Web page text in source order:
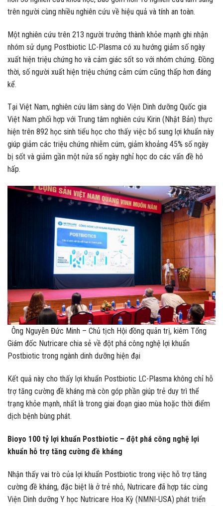
trên người cùng nhiều nghiên cứu về hiệu quả và tính an toàn.
Một nghiên cứu trên 213 người trưởng thành khỏe mạnh ghi nhận
nhóm sử dụng Postbiotic LC-Plasma có xu hướng giảm số ngày
xuất hiện triệu chứng ho và cảm giác sốt so với nhóm chứng. Đồng
thời, số người xuất hiện triệu chứng cảm cúm cũng thấp hơn đáng
kể.
Tại Việt Nam, nghiên cứu lâm sàng do Viện Dinh dưỡng Quốc gia
Việt Nam phối hợp với Trung tâm nghiên cứu Kirin (Nhật Bản) thực
hiện trên 892 học sinh tiểu học cho thấy việc bổ sung lợi khuẩn này
giúp giảm các triệu chứng nhiễm cúm, giảm khoảng 45% số ngày
bị sốt và giảm gần một nửa số ngày nghỉ học do các vấn đề hô
hấp.
Ông Nguyễn Đức Minh – Chủ tịch Hội đồng quản trị, kiêm Tổng
Giám đốc Nutricare chia sẻ về đột phá công nghệ lợi khuẩn
Postbiotic trong ngành dinh dưỡng hiện đại
Kết quả này cho thấy lợi khuẩn Postbiotic LC-Plasma không chỉ hỗ
trợ tăng cường đề kháng mà còn góp phần giúp trẻ duy trì thể
trạng khỏe mạnh, nhất là trong giai đoạn giao mùa hoặc thời điểm
dịch bệnh bùng phát.
Bioyo 100 tỷ lợi khuẩn Postbiotic – đột phá công nghệ lợi
khuẩn hỗ trợ tăng cường đề kháng
Nhận thấy vai trò của lợi khuẩn Postbiotic trong việc hỗ trợ tăng
cường đề kháng, đặc biệt là ở trẻ nhỏ, Nutricare đã hợp tác cùng
Viện Dinh dưỡng Y học Nutricare Hoa Kỳ (NMNI-USA) phát triển